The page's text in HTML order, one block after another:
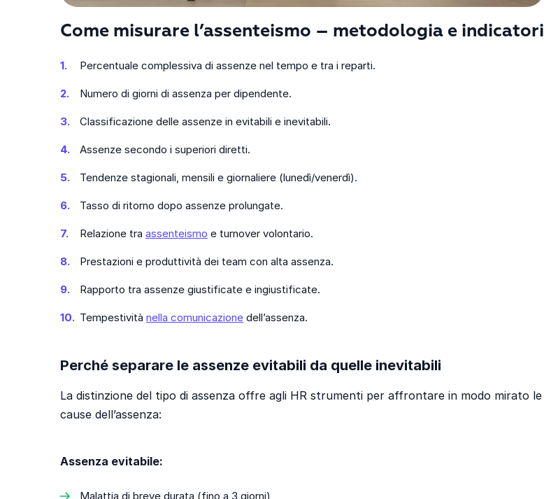
Come misurare l’assenteismo – metodologia e indicatori
Percentuale complessiva di assenze nel tempo e tra i reparti.
Numero di giorni di assenza per dipendente.
Classificazione delle assenze in evitabili e inevitabili.
Assenze secondo i superiori diretti.
Tendenze stagionali, mensili e giornaliere (lunedì/venerdì).
Tasso di ritorno dopo assenze prolungate.
Relazione tra assenteismo e turnover volontario.
Prestazioni e produttività dei team con alta assenza.
Rapporto tra assenze giustificate e ingiustificate.
Tempestività nella comunicazione dell’assenza.
Perché separare le assenze evitabili da quelle inevitabili
La distinzione del tipo di assenza offre agli HR strumenti per affrontare in modo mirato le
cause dell’assenza:
Assenza evitabile:
Malattia di breve durata (fino a 3 giorni),